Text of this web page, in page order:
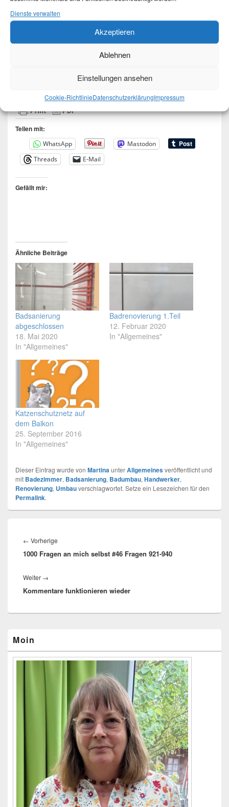
Dienste verwalten
Akzeptieren
Ablehnen
Einstellungen ansehen
Cookie-RichtlinieDatenschutzerklärungImpressum
Teilen mit:
WhatsApp
Mastodon
Threads
E-Mail
Gefällt mir:
Ähnliche Beiträge
Badsanierung
abgeschlossen
18. Mai 2020
In "Allgemeines"
Badrenovierung 1.Teil
12. Februar 2020
In "Allgemeines"
Katzenschutznetz auf
dem Balkon
25. September 2016
In "Allgemeines"
Dieser Eintrag wurde von MartinaunterAllgemeinesveröffentlicht und
mit Badezimmer, Badsanierung, Badumbau, Handwerker,
Renovierung, Umbauverschlagwortet. Setze ein Lesezeichen für den
Permalink.
← Vorherige
Beitrag:
1000 Fragen an mich selbst #46 Fragen 921-940
Weiter →
Beitrag:
Kommentare funktionieren wieder
Seitenleisten-
Widgetbereich
Moin